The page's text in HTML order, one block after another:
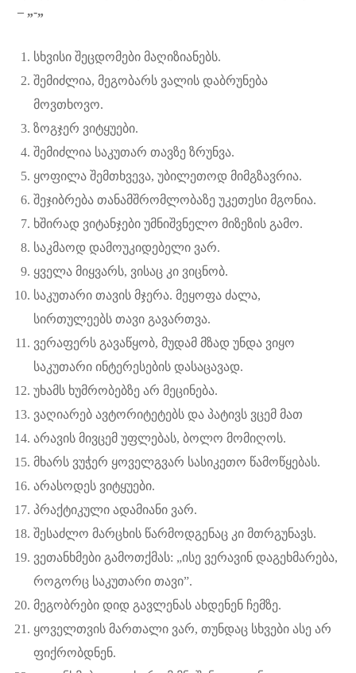
– „-„
სხვისი შეცდომები მაღიზიანებს.
შემიძლია, მეგობარს ვალის დაბრუნება
მოვთხოვო.
ზოგჯერ ვიტყუები.
შემიძლია საკუთარ თავზე ზრუნვა.
ყოფილა შემთხვევა, უბილეთოდ მიმგზავრია.
შეჯიბრება თანამშრომლობაზე უკეთესი მგონია.
ხშირად ვიტანჯები უმნიშვნელო მიზეზის გამო.
საკმაოდ დამოუკიდებელი ვარ.
ყველა მიყვარს, ვისაც კი ვიცნობ.
საკუთარი თავის მჯერა. მეყოფა ძალა,
სირთულეებს თავი გავართვა.
ვერაფერს გავაწყობ, მუდამ მზად უნდა ვიყო
საკუთარი ინტერესების დასაცავად.
უხამს ხუმრობებზე არ მეცინება.
ვაღიარებ ავტორიტეტებს და პატივს ვცემ მათ
არავის მივცემ უფლებას, ბოლო მომიღოს.
მხარს ვუჭერ ყოველგვარ სასიკეთო წამოწყებას.
არასოდეს ვიტყუები.
პრაქტიკული ადამიანი ვარ.
შესაძლო მარცხის წარმოდგენაც კი მთრგუნავს.
ვეთანხმები გამოთქმას: „ისე ვერავინ დაგეხმარება,
როგორც საკუთარი თავი”.
მეგობრები დიდ გავლენას ახდენენ ჩემზე.
ყოველთვის მართალი ვარ, თუნდაც სხვები ასე არ
ფიქრობდნენ.